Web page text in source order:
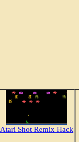
Atari Shot Remix Hack